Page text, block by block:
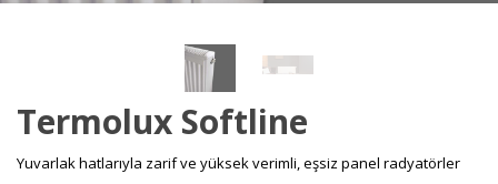
Termolux Softline
Yuvarlak hatlarıyla zarif ve yüksek verimli, eşsiz panel radyatörler